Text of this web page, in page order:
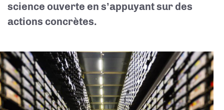
science ouverte en s’appuyant sur des
actions concrètes.